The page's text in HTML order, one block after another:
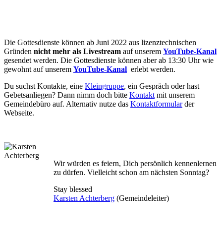
Die Gottesdienste können ab Juni 2022 aus lizenztechnischen
Gründen nicht mehr als Livestream auf unserem YouTube-Kanal
gesendet werden. Die Gottesdienste können aber ab 13:30 Uhr wie
gewohnt auf unserem YouTube-Kanal erlebt werden.
Du suchst Kontakte, eine Kleingruppe, ein Gespräch oder hast
Gebetsanliegen? Dann nimm doch bitte Kontakt mit unserem
Gemeindebüro auf. Alternativ nutze das Kontaktformularder
Webseite.
Wir würden es feiern, Dich persönlich kennenlernen
zu dürfen. Vielleicht schon am nächsten Sonntag?
Stay blessed
Karsten Achterberg (Gemeindeleiter)